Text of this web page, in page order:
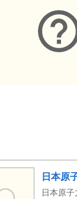
日本原
日本原